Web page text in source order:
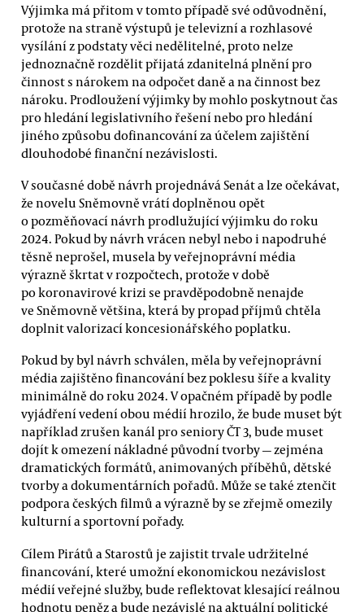
Výjimka má přitom v tomto případě své odůvodnění,
protože na straně výstupů je televizní a rozhlasové
vysílání z podstaty věci nedělitelné, proto nelze
jednoznačně rozdělit přijatá zdanitelná plnění pro
činnost s nárokem na odpočet daně a na činnost bez
nároku. Prodloužení výjimky by mohlo poskytnout čas
pro hledání legislativního řešení nebo pro hledání
jiného způsobu dofinancování za účelem zajištění
dlouhodobé finanční nezávislosti.
V současné době návrh projednává Senát a lze očekávat,
že novelu Sněmovně vrátí doplněnou opět
o pozměňovací návrh prodlužující výjimku do roku
2024. Pokud by návrh vrácen nebyl nebo i napodruhé
těsně neprošel, musela by veřejnoprávní média
výrazně škrtat v rozpočtech, protože v době
po koronavirové krizi se pravděpodobně nenajde
ve Sněmovně většina, která by propad příjmů chtěla
doplnit valorizací koncesionářského poplatku.
Pokud by byl návrh schválen, měla by veřejnoprávní
média zajištěno financování bez poklesu šíře a kvality
minimálně do roku 2024. V opačném případě by podle
vyjádření vedení obou médií hrozilo, že bude muset být
například zrušen kanál pro seniory ČT 3, bude muset
dojít k omezení nákladné původní tvorby — zejména
dramatických formátů, animovaných příběhů, dětské
tvorby a dokumentárních pořadů. Může se také ztenčit
podpora českých filmů a výrazně by se zřejmě omezily
kulturní a sportovní pořady.
Cílem Pirátů a Starostů je zajistit trvale udržitelné
financování, které umožní ekonomickou nezávislost
médií veřejné služby, bude reflektovat klesající reálnou
hodnotu peněz a bude nezávislé na aktuální politické